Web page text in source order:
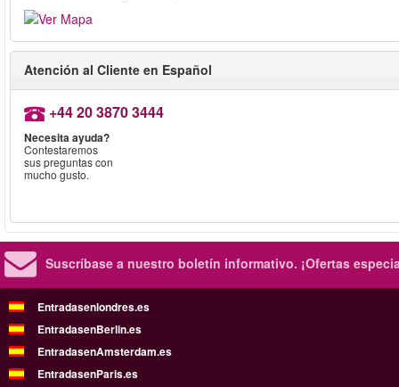
Atención al Cliente en Español
+44 20 3870 3444
Necesita ayuda?
Contestaremos
sus preguntas con
mucho gusto.
Suscríbase a nuestro boletín informativo. ¡Ofertas
Entradasenlondres.es
EntradasenBerlin.es
EntradasenAmsterdam.es
EntradasenParis.es